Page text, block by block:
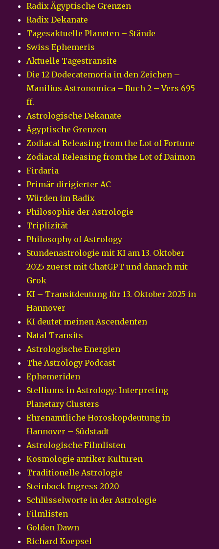
Radix Ägyptische Grenzen
Radix Dekanate
Tagesaktuelle Planeten – Stände
Swiss Ephemeris
Aktuelle Tagestransite
Die 12 Dodecatemoria in den Zeichen –
Manilius Astronomica – Buch 2 – Vers 695
ff.
Astrologische Dekanate
Ägyptische Grenzen
Zodiacal Releasing from the Lot of Fortune
Zodiacal Releasing from the Lot of Daimon
Firdaria
Primär dirigierter AC
Würden im Radix
Philosophie der Astrologie
Triplizität
Philosophy of Astrology
Stundenastrologie mit KI am 13. Oktober
2025 zuerst mit ChatGPT und danach mit
Grok
KI – Transitdeutung für 13. Oktober 2025 in
Hannover
KI deutet meinen Ascendenten
Natal Transits
Astrologische Energien
The Astrology Podcast
Ephemeriden
Stelliums in Astrology: Interpreting
Planetary Clusters
Ehrenamtliche Horoskopdeutung in
Hannover – Südstadt
Astrologische Filmlisten
Kosmologie antiker Kulturen
Traditionelle Astrologie
Steinbock Ingress 2020
Schlüsselworte in der Astrologie
Filmlisten
Golden Dawn
Richard Koepsel